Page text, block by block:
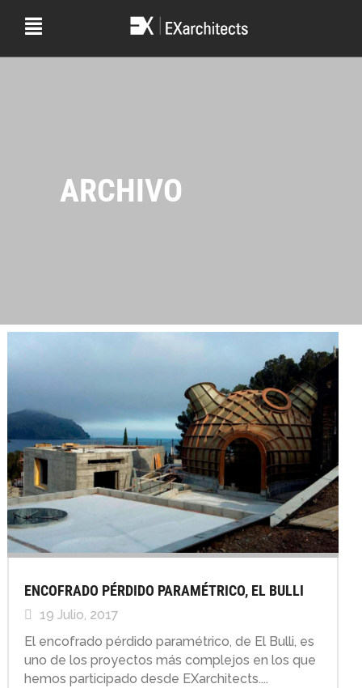
ARCHIVO
ENCOFRADO PÉRDIDO PARAMÉTRICO, EL BULLI
19 Julio, 2017
El encofrado pérdido paramétrico, de El Bulli, es
uno de los proyectos más complejos en los que
hemos participado desde EXarchitects....